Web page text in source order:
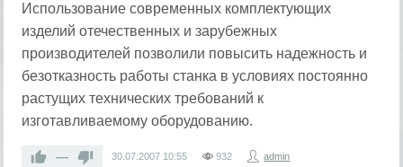
Использование современных комплектующих
изделий отечественных и зарубежных
производителей позволили повысить надежность и
безотказность работы станка в условиях постоянно
растущих технических требований к
изготавливаемому оборудованию.
— 30.07.2007 10:55 932 admin